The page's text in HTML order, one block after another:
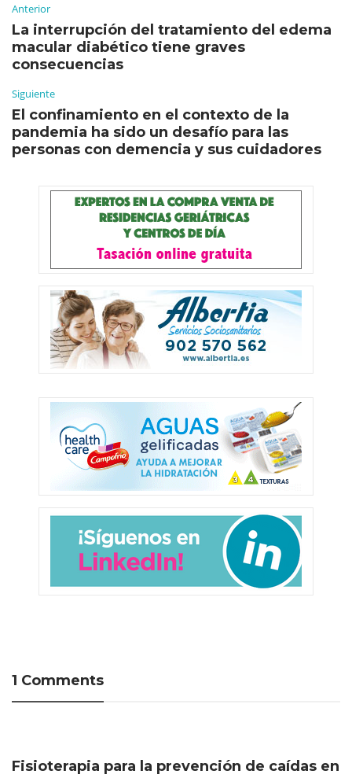
Anterior
La interrupción del tratamiento del edema
macular diabético tiene graves
consecuencias
Siguiente
El confinamiento en el contexto de la
pandemia ha sido un desafío para las
personas con demencia y sus cuidadores
1 Comments
Fisioterapia para la prevención de caídas en